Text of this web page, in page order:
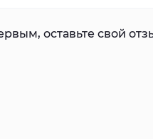
оставьте свой